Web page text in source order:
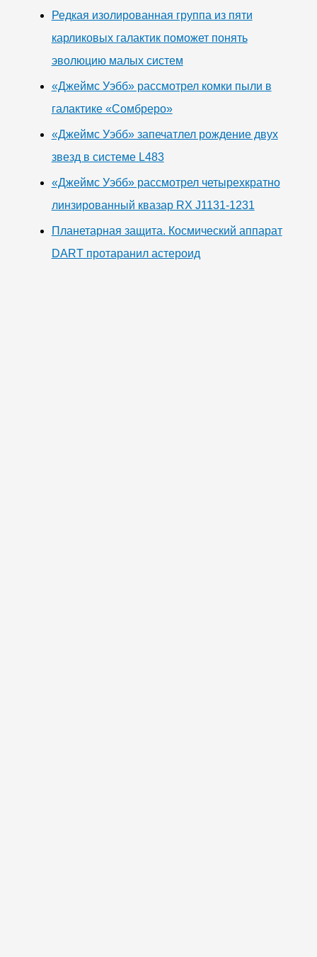
Редкая изолированная группа из пяти
карликовых галактик поможет понять
эволюцию малых систем
«Джеймс Уэбб» рассмотрел комки пыли в
галактике «Сомбреро»
«Джеймс Уэбб» запечатлел рождение двух
звезд в системе L483
«Джеймс Уэбб» рассмотрел четырехкратно
линзированный квазар RX J1131-1231
Планетарная защита. Космический аппарат
DART протаранил астероид